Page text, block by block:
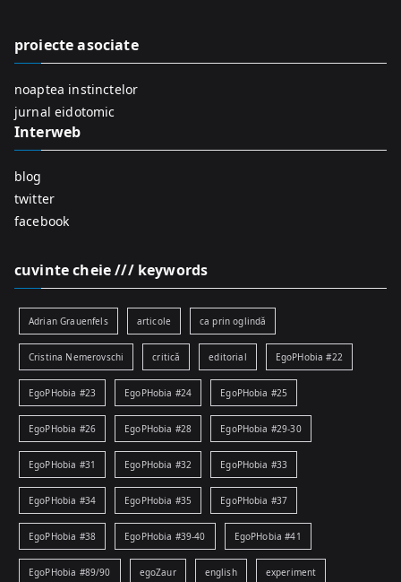
o
proiecte asociate
noaptea instinctelor
jurnal eidotomic
Interweb
blog
twitter
facebook
cuvinte cheie /// keywords
Adrian Grauenfels articole ca prin oglindă
Cristina Nemerovschi critică editorial EgoPHobia #22
EgoPHobia #23 EgoPHobia #24 EgoPHobia #25
EgoPHobia #26 EgoPHobia #28 EgoPHobia #29-30
EgoPHobia #31 EgoPHobia #32 EgoPHobia #33
EgoPHobia #34 EgoPHobia #35 EgoPHobia #37
EgoPHobia #38 EgoPHobia #39-40 EgoPHobia #41
EgoPHobia #89/90 egoZaur english experiment